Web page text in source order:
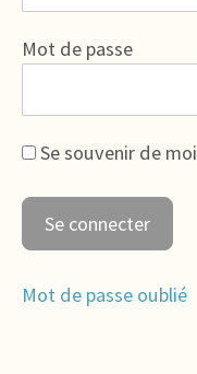
Mot de passe
Se souvenir de moi
Mot de passe oublié